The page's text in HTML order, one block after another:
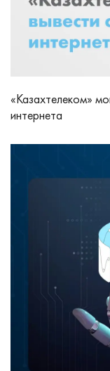
«Казахтелеком»
интернета